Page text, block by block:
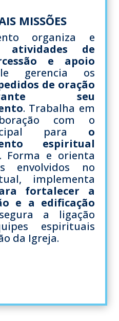
MISSÕES
organiza e
atividades de
e apoio
gerencia os
de oração
seu
. Trabalha em
com o
para o
espiritual
. Forma e orienta
envolvidos no
implementa
fortalecer a
e a edificação
a ligação
espirituais
da Igreja.